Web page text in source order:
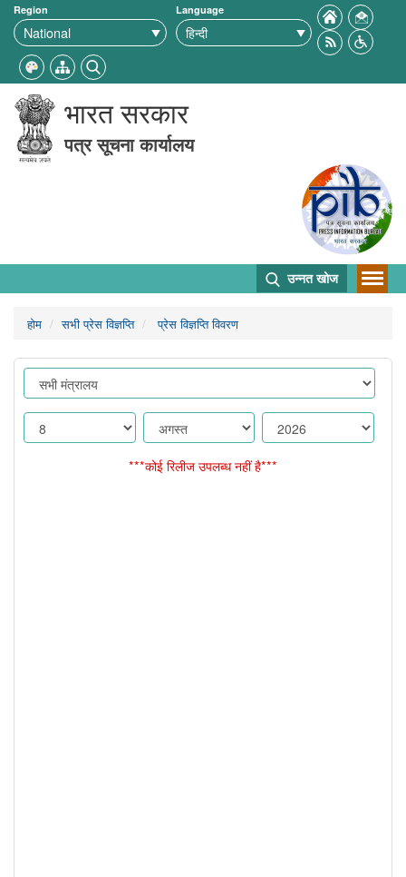
Region Language
भारत सरकार
पत्र सूचना कार्यालय
उन्नत खोज
होम सभी प्रेस विज्ञप्ति प्रेस विज्ञप्ति विवरण
***कोई रिलीज उपलब्ध नहीं है***